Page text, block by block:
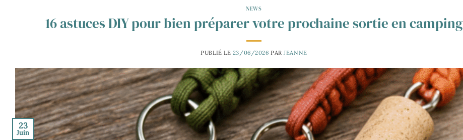
NEWS
16 astuces DIY pour bien préparer votre prochaine sortie en camping
PUBLIÉ LE 23/06/2026 PAR JEANNE
23
Juin